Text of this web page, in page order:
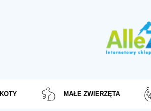
KOTY MAŁE ZWIERZĘTA